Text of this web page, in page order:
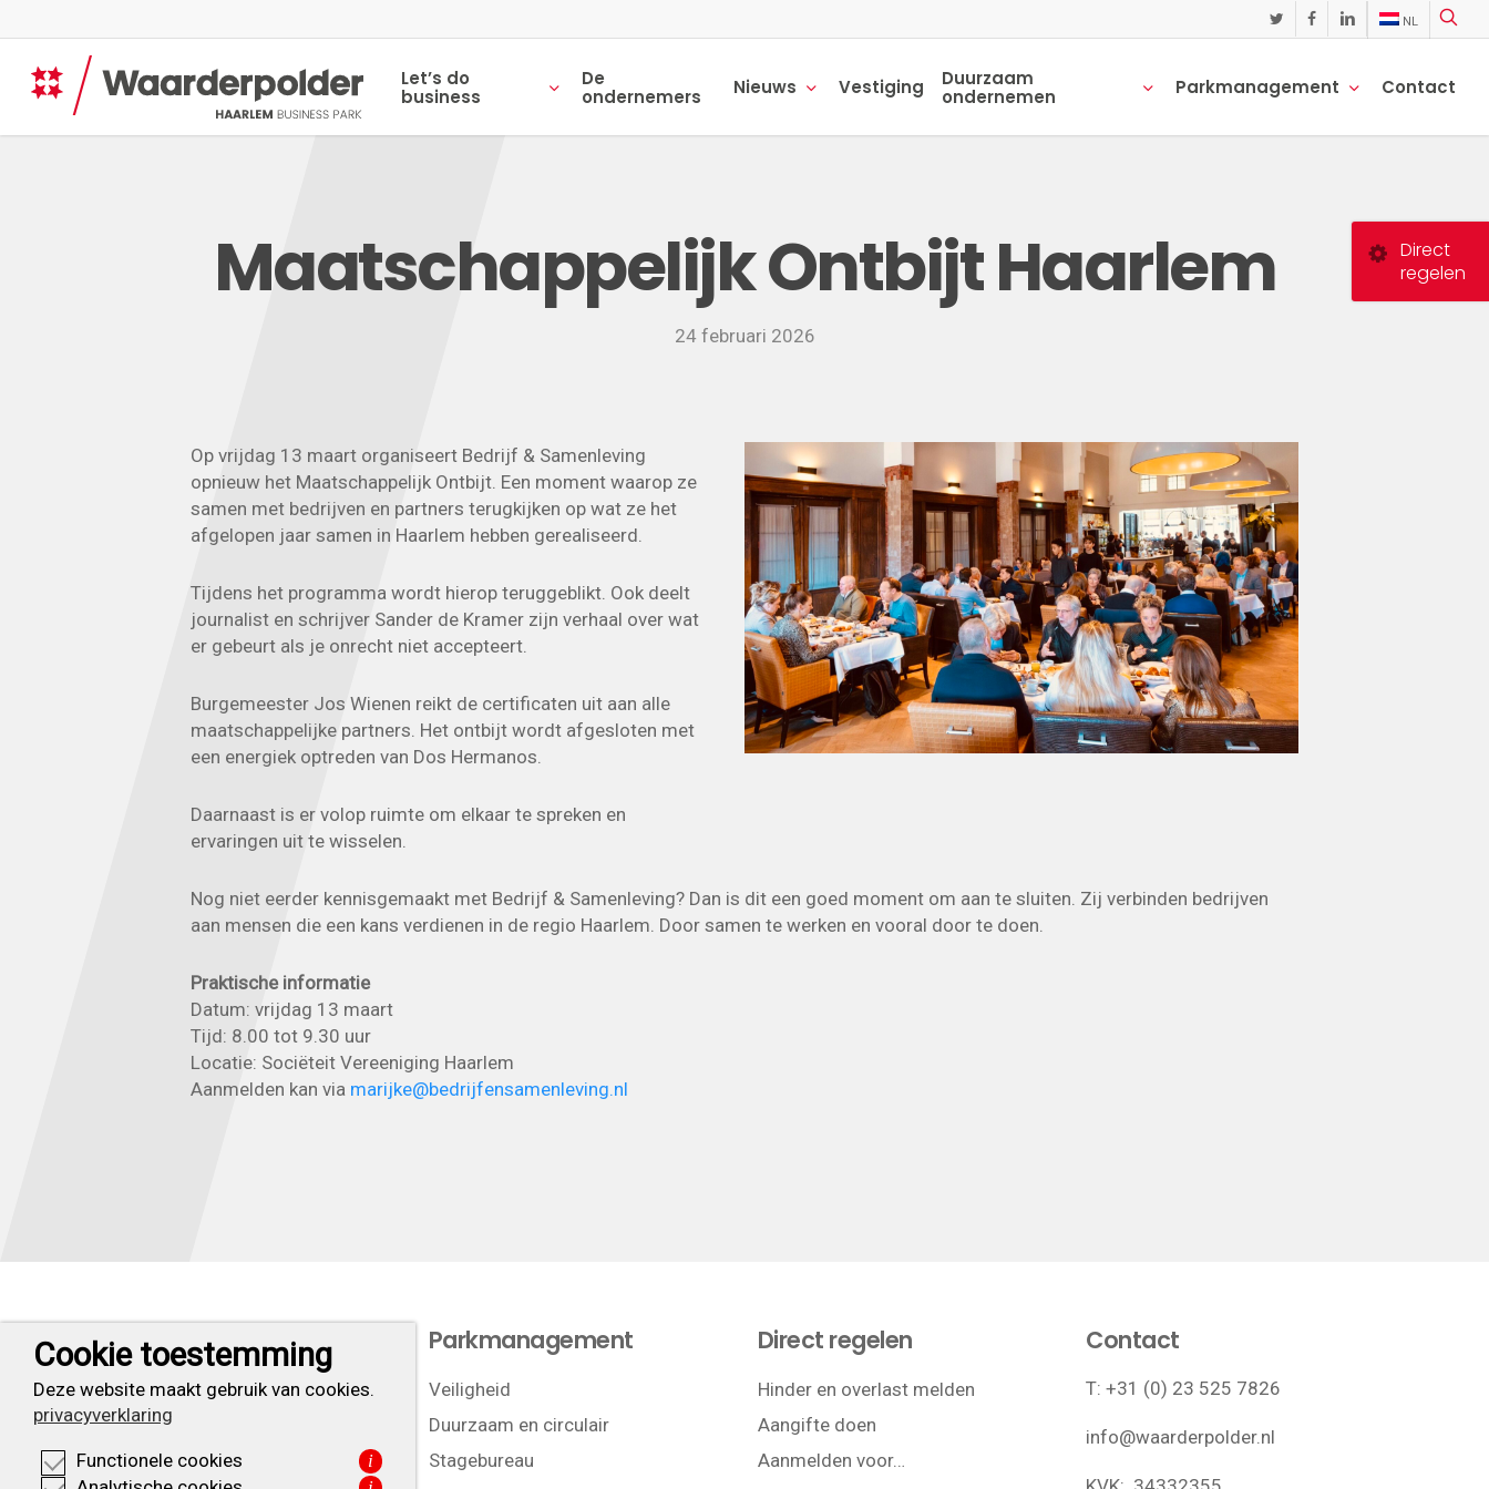
to
main
content
twitter facebooklinkedin NL
Let’s do
business
De
ondernemers
Nieuws Vestiging
Duurzaam
ondernemen
Parkmanagement Contact
Maatschappelijk Ontbijt Haarlem
24 februari 2026
Op vrijdag 13 maart organiseert Bedrijf & Samenleving
opnieuw het Maatschappelijk Ontbijt. Een moment waarop ze
samen met bedrijven en partners terugkijken op wat ze het
afgelopen jaar samen in Haarlem hebben gerealiseerd.
Tijdens het programma wordt hierop teruggeblikt. Ook deelt
journalist en schrijver Sander de Kramer zijn verhaal over wat
er gebeurt als je onrecht niet accepteert.
Burgemeester Jos Wienen reikt de certificaten uit aan alle
maatschappelijke partners. Het ontbijt wordt afgesloten met
een energiek optreden van Dos Hermanos.
Daarnaast is er volop ruimte om elkaar te spreken en
ervaringen uit te wisselen.
Nog niet eerder kennisgemaakt met Bedrijf & Samenleving? Dan is dit een goed moment om aan te sluiten. Zij verbinden bedrijven
aan mensen die een kans verdienen in de regio Haarlem. Door samen te werken en vooral door te doen.
Praktische informatie
Datum: vrijdag 13 maart
Tijd: 8.00 tot 9.30 uur
Locatie: Sociëteit Vereeniging Haarlem
Aanmelden kan via marijke@bedrijfensamenleving.nl
Let’s do business
Ligging
Parkmanagement
Veiligheid
Duurzaam en circulair
Stagebureau
Direct regelen
Hinder en overlast melden
Aangifte doen
Aanmelden voor…
Contact
T:+31 (0) 23 525 7826
info@waarderpolder.nl
Direct
regelen
Cookie toestemming
Deze website maakt gebruik van cookies.
privacyverklaring
Functionele cookies i